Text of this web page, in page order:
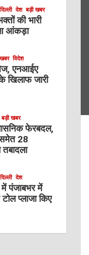
दिल्ली देश बड़ी खबर
की भारी
आंकड़ा
विदेश
एनआईए
खिलाफ जारी
बड़ी खबर
फेरबदल,
28
दिल्ली देश
में पंजाबभर में
प्लाजा किए